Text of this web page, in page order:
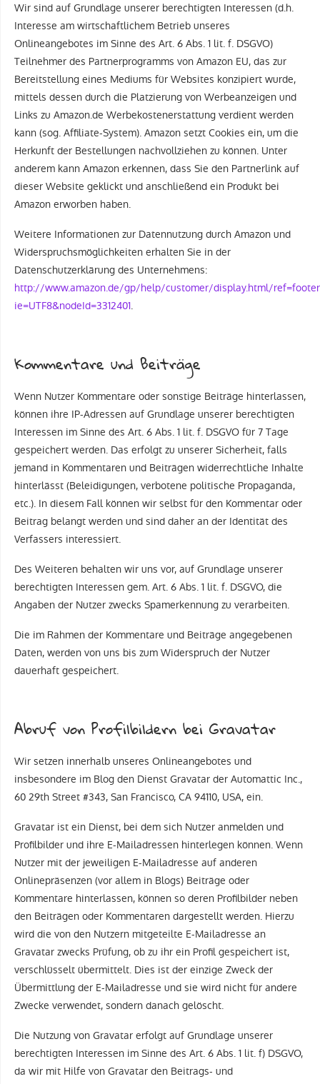
Wir sind auf Grundlage unserer berechtigten Interessen (d.h.
Interesse am wirtschaftlichem Betrieb unseres
Onlineangebotes im Sinne des Art. 6 Abs. 1 lit. f. DSGVO)
Teilnehmer des Partnerprogramms von Amazon EU, das zur
Bereitstellung eines Mediums für Websites konzipiert wurde,
mittels dessen durch die Platzierung von Werbeanzeigen und
Links zu Amazon.de Werbekostenerstattung verdient werden
kann (sog. Affiliate-System). Amazon setzt Cookies ein, um die
Herkunft der Bestellungen nachvollziehen zu können. Unter
anderem kann Amazon erkennen, dass Sie den Partnerlink auf
dieser Website geklickt und anschließend ein Produkt bei
Amazon erworben haben.
Weitere Informationen zur Datennutzung durch Amazon und
Widerspruchsmöglichkeiten erhalten Sie in der
Datenschutzerklärung des Unternehmens:
http://www.amazon.de/gp/help/customer/display.html/
ie=UTF8&nodeId=3312401.
Kommentare und Beiträge
Wenn Nutzer Kommentare oder sonstige Beiträge hinterlassen,
können ihre IP-Adressen auf Grundlage unserer berechtigten
Interessen im Sinne des Art. 6 Abs. 1 lit. f. DSGVO für 7 Tage
gespeichert werden. Das erfolgt zu unserer Sicherheit, falls
jemand in Kommentaren und Beiträgen widerrechtliche Inhalte
hinterlässt (Beleidigungen, verbotene politische Propaganda,
etc.). In diesem Fall können wir selbst für den Kommentar oder
Beitrag belangt werden und sind daher an der Identität des
Verfassers interessiert.
Des Weiteren behalten wir uns vor, auf Grundlage unserer
berechtigten Interessen gem. Art. 6 Abs. 1 lit. f. DSGVO, die
Angaben der Nutzer zwecks Spamerkennung zu verarbeiten.
Die im Rahmen der Kommentare und Beiträge angegebenen
Daten, werden von uns bis zum Widerspruch der Nutzer
dauerhaft gespeichert.
Abruf von Profilbildern bei Gravatar
Wir setzen innerhalb unseres Onlineangebotes und
insbesondere im Blog den Dienst Gravatar der Automattic Inc.,
60 29th Street #343, San Francisco, CA 94110, USA, ein.
Gravatar ist ein Dienst, bei dem sich Nutzer anmelden und
Profilbilder und ihre E-Mailadressen hinterlegen können. Wenn
Nutzer mit der jeweiligen E-Mailadresse auf anderen
Onlinepräsenzen (vor allem in Blogs) Beiträge oder
Kommentare hinterlassen, können so deren Profilbilder neben
den Beiträgen oder Kommentaren dargestellt werden. Hierzu
wird die von den Nutzern mitgeteilte E-Mailadresse an
Gravatar zwecks Prüfung, ob zu ihr ein Profil gespeichert ist,
verschlüsselt übermittelt. Dies ist der einzige Zweck der
Übermittlung der E-Mailadresse und sie wird nicht für andere
Zwecke verwendet, sondern danach gelöscht.
Die Nutzung von Gravatar erfolgt auf Grundlage unserer
berechtigten Interessen im Sinne des Art. 6 Abs. 1 lit. f) DSGVO,
da wir mit Hilfe von Gravatar den Beitrags- und